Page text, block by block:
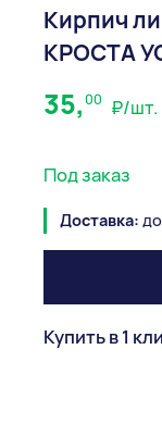
Кирпич
КРОСТА
35,00 ₽/шт.
Под заказ
Доставка:
Купить в 1